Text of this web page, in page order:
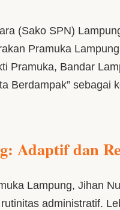
(Sako SPN)
Pramuka Lampung
Pramuka, Bandar
Berdampak” sebagai
Adaptif dan
Lampung, Jihan
administratif.